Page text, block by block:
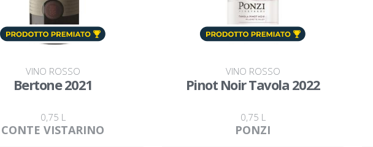
VINO ROSSO
Bertone 2021
0,75 L
CONTE VISTARINO
VINO ROSSO
Pinot Noir Tavola 2022
0,75 L
PONZI